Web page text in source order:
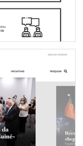
REPÚBLICA